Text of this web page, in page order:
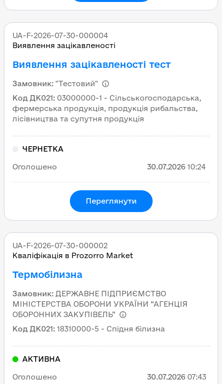
UA-F-2026-07-30-000004
Виявлення зацікавленості
Виявлення зацікавленості тест
Замовник: "Тестовий"
Код ДК021: 03000000-1 - Сільськогосподарська,
фермерська продукція, продукція рибальства,
лісівництва та супутня продукція
ЧЕРНЕТКА
Оголошено 30.07.2026 10:24
Переглянути
UA-F-2026-07-30-000002
Кваліфікація в Prozorro Market
Термобілизна
Замовник: ДЕРЖАВНЕ ПІДПРИЄМСТВО
МІНІСТЕРСТВА ОБОРОНИ УКРАЇНИ “АГЕНЦІЯ
ОБОРОННИХ ЗАКУПІВЕЛЬ”
Код ДК021: 18310000-5 - Спідня білизна
АКТИВНА
Оголошено 30.07.2026 07:43